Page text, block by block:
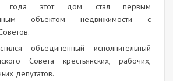
года этот дом стал первым
объектом недвижимости с
объединенный исполнительный
Совета крестьянских, рабочих,
депутатов.